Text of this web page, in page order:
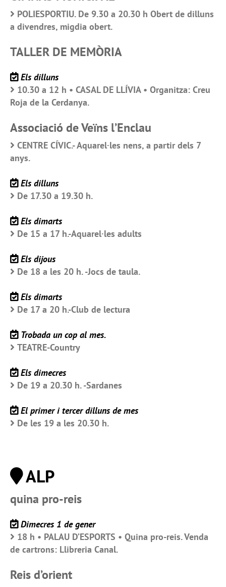
POLIESPORTIU. De 9.30 a 20.30 h Obert de dilluns
a divendres, migdia obert.
TALLER DE MEMÒRIA
Els dilluns
10.30 a 12 h • CASAL DE LLÍVIA • Organitza: Creu
Roja de la Cerdanya.
Associació de Veïns l’Enclau
CENTRE CÍVIC.- Aquarel·les nens, a partir dels 7
anys.
Els dilluns
De 17.30 a 19.30 h.
Els dimarts
De 15 a 17 h.-Aquarel·les adults
Els dijous
De 18 a les 20 h. -Jocs de taula.
Els dimarts
De 17 a 20 h.-Club de lectura
Trobada un cop al mes.
TEATRE-Country
Els dimecres
De 19 a 20.30 h. -Sardanes
El primer i tercer dilluns de mes
De les 19 a les 20.30 h.
ALP
quina pro-reis
Dimecres 1 de gener
18 h • PALAU D’ESPORTS • Quina pro-reis. Venda
de cartrons: Llibreria Canal.
Reis d’orient